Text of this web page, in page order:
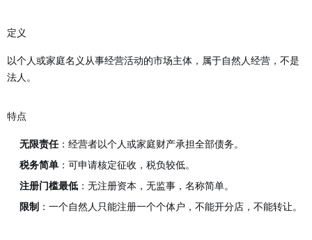
定义
以个人或家庭名义从事经营活动的市场主体，属于自然人经营，不是
法人。
特点
无限责任：经营者以个人或家庭财产承担全部债务。
税务简单 ：可申请核定征收，税负较低。
注册门槛最低 ：无注册资本，无监事，名称简单。
限制 ：一个自然人只能注册一个个体户，不能开分店，不能转让。